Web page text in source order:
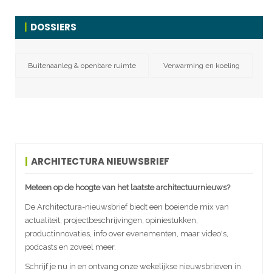
DOSSIERS
Buitenaanleg & openbare ruimte Verwarming en koeling
ARCHITECTURA NIEUWSBRIEF
Meteen op de hoogte van het laatste architectuurnieuws?
De Architectura-nieuwsbrief biedt een boeiende mix van
actualiteit, projectbeschrijvingen, opiniestukken,
productinnovaties, info over evenementen, maar video's,
podcasts en zoveel meer.
Schrijf je nu in en ontvang onze wekelijkse nieuwsbrieven in